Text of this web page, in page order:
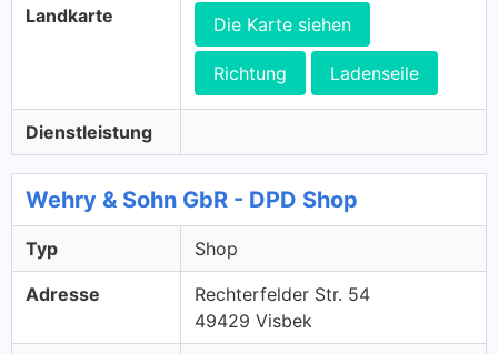
Landkarte Die Karte siehen
Richtung Ladenseile
Dienstleistung
Wehry & Sohn GbR - DPD Shop
Typ Shop
Adresse
Rechterfelder Str. 54
49429 Visbek